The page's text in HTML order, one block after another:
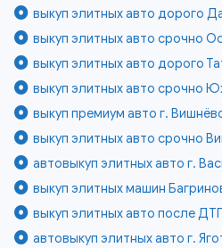
выкуп элитных авто дорого
выкуп элитных авто срочно
выкуп элитных авто дорого
выкуп элитных авто срочно
выкуп премиум авто г.
выкуп элитных авто срочно
автовыкуп элитных авто г.
выкуп элитных машин
выкуп элитных авто после
автовыкуп элитных авто г.